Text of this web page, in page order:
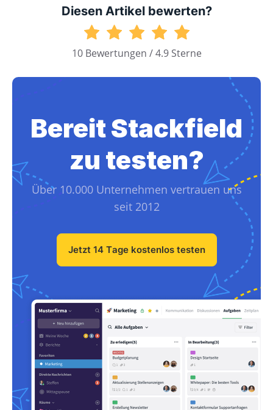
Diesen Artikel bewerten?
10 Bewertungen / 4.9 Sterne
Bereit Stackfield
zu testen?
Über 10.000 Unternehmen vertrauen uns
seit 2012
Jetzt 14 Tage kostenlos testen